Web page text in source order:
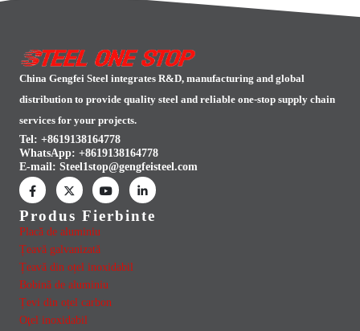
China Gengfei Steel integrates R&D, manufacturing and global
distribution to provide quality steel and reliable one-stop supply chain
services for your projects.
Tel: +8619138164778
WhatsApp: +8619138164778
E-mail: Steel1stop@gengfeisteel.com
Produs Fierbinte
Placă de aluminiu
Țeavă galvanizată
Țeavă din oțel inoxidabil
Bobină de aluminiu
Țevi din oțel carbon
Oţel inoxidabil